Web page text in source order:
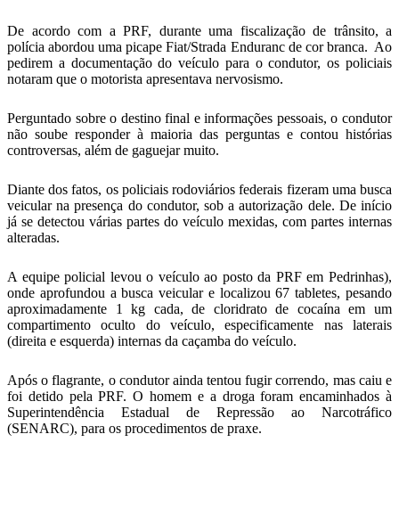
De acordo com a PRF, durante uma fiscalização de trânsito, a
polícia abordou uma picape Fiat/Strada Enduranc de cor branca. Ao
pedirem a documentação do veículo para o condutor, os policiais
notaram que o motorista apresentava nervosismo.
Perguntado sobre o destino final e informações pessoais, o condutor
não soube responder à maioria das perguntas e contou histórias
controversas, além de gaguejar muito.
Diante dos fatos, os policiais rodoviários federais fizeram uma busca
veicular na presença do condutor, sob a autorização dele. De início
já se detectou várias partes do veículo mexidas, com partes internas
alteradas.
A equipe policial levou o veículo ao posto da PRF em Pedrinhas),
onde aprofundou a busca veicular e localizou 67 tabletes, pesando
aproximadamente 1 kg cada, de cloridrato de cocaína em um
compartimento oculto do veículo, especificamente nas laterais
(direita e esquerda) internas da caçamba do veículo.
Após o flagrante, o condutor ainda tentou fugir correndo, mas caiu e
foi detido pela PRF. O homem e a droga foram encaminhados à
Superintendência Estadual de Repressão ao Narcotráfico
(SENARC), para os procedimentos de praxe.